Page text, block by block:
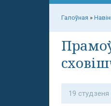
Галоўная »
19